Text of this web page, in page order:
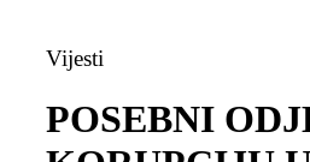
Vijesti
POSEBNI